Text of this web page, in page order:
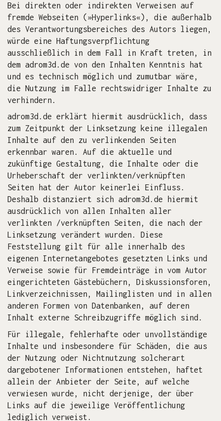
Bei direkten oder indirekten Verweisen auf
fremde Webseiten (»Hyperlinks«), die außerhalb
des Verantwortungsbereiches des Autors liegen,
würde eine Haftungsverpflichtung
ausschließlich in dem Fall in Kraft treten, in
dem adrom3d.de von den Inhalten Kenntnis hat
und es technisch möglich und zumutbar wäre,
die Nutzung im Falle rechtswidriger Inhalte zu
verhindern.
adrom3d.de erklärt hiermit ausdrücklich, dass
zum Zeitpunkt der Linksetzung keine illegalen
Inhalte auf den zu verlinkenden Seiten
erkennbar waren. Auf die aktuelle und
zukünftige Gestaltung, die Inhalte oder die
Urheberschaft der verlinkten/verknüpften
Seiten hat der Autor keinerlei Einfluss.
Deshalb distanziert sich adrom3d.de hiermit
ausdrücklich von allen Inhalten aller
verlinkten /verknüpften Seiten, die nach der
Linksetzung verändert wurden. Diese
Feststellung gilt für alle innerhalb des
eigenen Internetangebotes gesetzten Links und
Verweise sowie für Fremdeinträge in vom Autor
eingerichteten Gästebüchern, Diskussionsforen,
Linkverzeichnissen, Mailinglisten und in allen
anderen Formen von Datenbanken, auf deren
Inhalt externe Schreibzugriffe möglich sind.
Für illegale, fehlerhafte oder unvollständige
Inhalte und insbesondere für Schäden, die aus
der Nutzung oder Nichtnutzung solcherart
dargebotener Informationen entstehen, haftet
allein der Anbieter der Seite, auf welche
verwiesen wurde, nicht derjenige, der über
Links auf die jeweilige Veröffentlichung
lediglich verweist.